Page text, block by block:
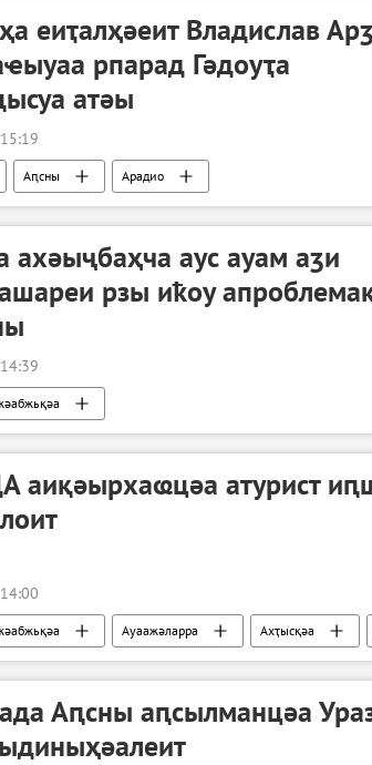
еиҭалҳәеит Владислав
рпарад Гәдоуҭа
атәы
Аԥсны Арадио
ахәыҷбаҳча аус ауам аӡи
рзы иҟоу
аиқәырхаҩцәа атурист
Ауаажәларра Ахҭысқәа
Аԥсны аԥсылманцәа